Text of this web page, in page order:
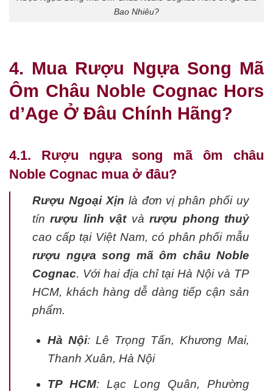
Bao Nhiêu?
4. Mua Rượu Ngựa Song Mã
Ôm Châu Noble Cognac Hors
d’Age Ở Đâu Chính Hãng?
4.1. Rượu ngựa song mã ôm châu
Noble Cognac mua ở đâu?
Rượu Ngoại Xịn là đơn vị phân phối uy
tínrượu linh vậtvàrượu phong thuỷ
cao cấp tại Việt Nam, có phân phối mẫu
rượu ngựa song mã ôm châu Noble
Cognac. Với hai địa chỉ tại Hà Nội và TP
HCM, khách hàng dễ dàng tiếp cận sản
phẩm.
Hà Nội: Lê Trọng Tấn, Khương Mai,
Thanh Xuân, Hà Nội
TP HCM: Lạc Long Quân, Phường